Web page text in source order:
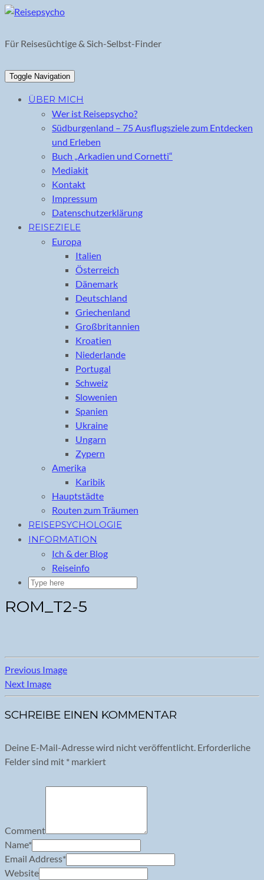
Skip
content
Für Reisesüchtige & Sich-Selbst-Finder
Toggle Navigation
ÜBER MICH
Wer ist Reisepsycho?
Südburgenland – 75 Ausflugsziele zum Entdecken
und Erleben
Buch „Arkadien und Cornetti“
Mediakit
Kontakt
Impressum
Datenschutzerklärung
REISEZIELE
Europa
Italien
Österreich
Dänemark
Deutschland
Griechenland
Großbritannien
Kroatien
Niederlande
Portugal
Schweiz
Slowenien
Spanien
Ukraine
Ungarn
Zypern
Amerika
Karibik
Hauptstädte
Routen zum Träumen
REISEPSYCHOLOGIE
INFORMATION
Ich & der Blog
Reiseinfo
ROM_T2-5
Previous Image
Next Image
SCHREIBE EINEN KOMMENTAR
Deine E-Mail-Adresse wird nicht veröffentlicht. Erforderliche
Felder sind mit * markiert
Comment
Name*
Email Address*
Website